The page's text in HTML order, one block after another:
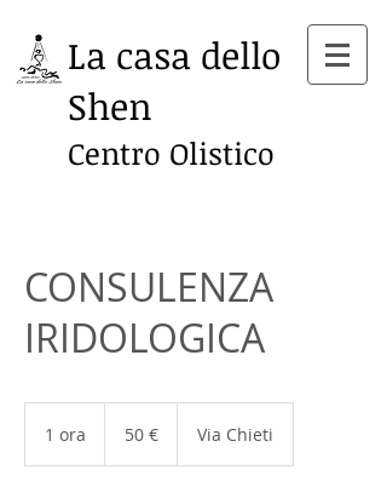
La casa dello
Shen
Centro Olistico
CONSULENZA
IRIDOLOGICA
1 ora 50 € Via Chieti